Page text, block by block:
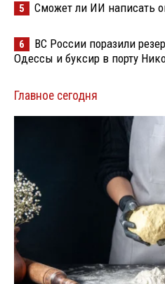
5 Сможет ли ИИ написать
6
ВС России поразили
Одессы и буксир в порту
Главное сегодня